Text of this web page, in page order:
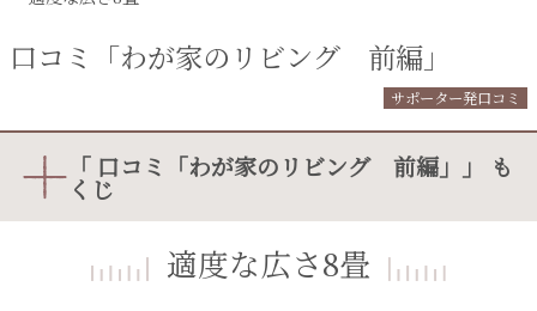
口コミ「わが家のリビング 前編」
サポーター発口コミ
「 口コミ「わが家のリビング 前編」」 も
くじ
適度な広さ8畳